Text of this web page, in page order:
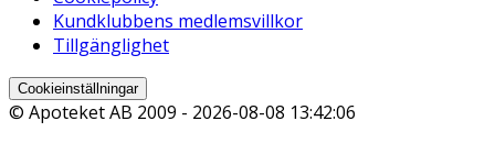
Kundklubbens medlemsvillkor
Tillgänglighet
Cookieinställningar
© Apoteket AB 2009 - 2026-08-08 13:42:06